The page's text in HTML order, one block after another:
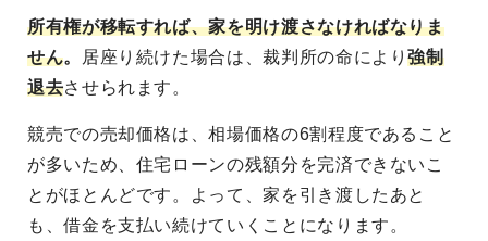
所有権が移転すれば、家を明け渡さなければなりま
せん。 居座り続けた場合は、裁判所の命により強制
退去させられます。
競売での売却価格は、相場価格の6割程度であること
が多いため、住宅ローンの残額分を完済できないこ
とがほとんどです。よって、家を引き渡したあと
も、借金を支払い続けていくことになります。